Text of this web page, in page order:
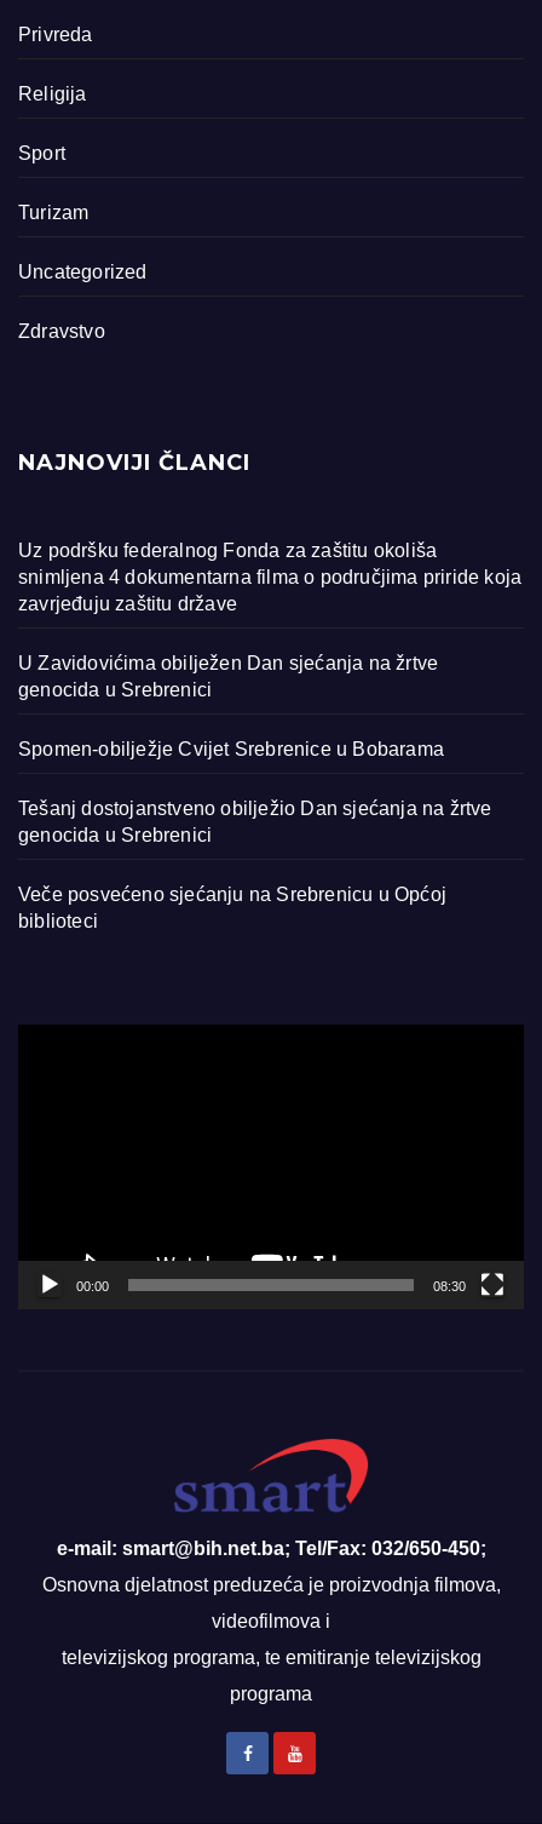
Privreda
Religija
Sport
Turizam
Uncategorized
Zdravstvo
NAJNOVIJI ČLANCI
Uz podršku federalnog Fonda za zaštitu okoliša
snimljena 4 dokumentarna filma o područjima priride koja
zavrjeđuju zaštitu države
U Zavidovićima obilježen Dan sjećanja na žrtve
genocida u Srebrenici
Spomen-obilježje Cvijet Srebrenice u Bobarama
Tešanj dostojanstveno obilježio Dan sjećanja na žrtve
genocida u Srebrenici
Veče posvećeno sjećanju na Srebrenicu u Općoj
biblioteci
00:00 08:30
e-mail: smart@bih.net.ba; Tel/Fax: 032/650-450;
Osnovna djelatnost preduzeća je proizvodnja filmova,
videofilmova i
televizijskog programa, te emitiranje televizijskog
programa